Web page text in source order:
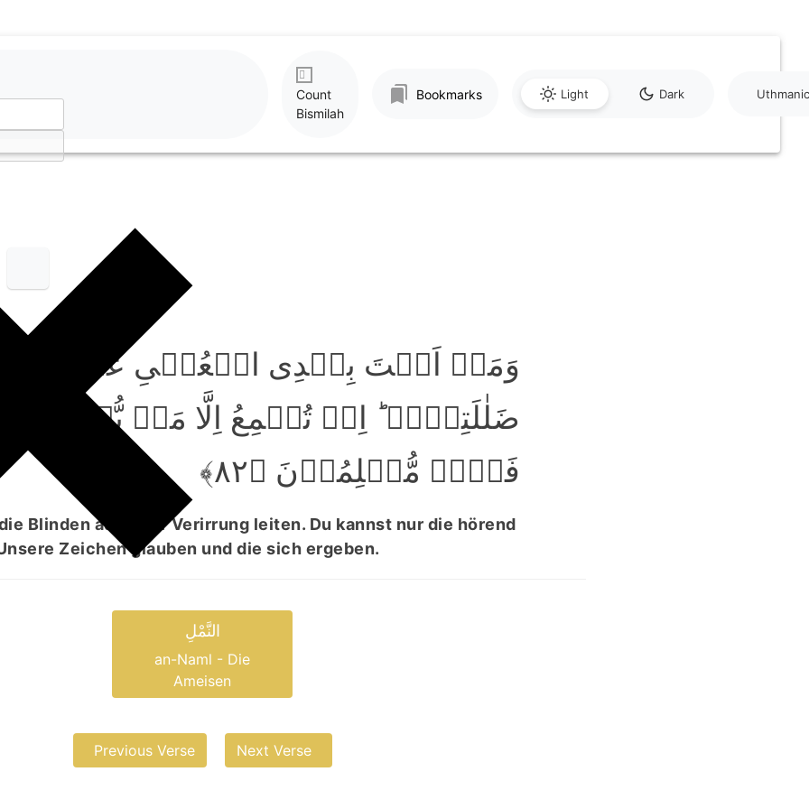
Count
Bismilah
Bookmarks Light Dark Uthmanic
وَمَاۤ اَنۡتَ بِہٰدِی الۡعُمۡیِ عَنۡ
ضَلٰلَتِہِمۡ ؕ اِنۡ تُسۡمِعُ اِلَّا مَنۡ یُّؤۡمِنُ
فَہُمۡ مُّسۡلِمُوۡنَ ﴿۸۲﴾
Blinden aus ihrer Verirrung leiten. Du kannst nur die hörend
Zeichen glauben und die sich ergeben.
النَّمْلِ
an-Naml - Die
Ameisen
Previous Verse Next Verse